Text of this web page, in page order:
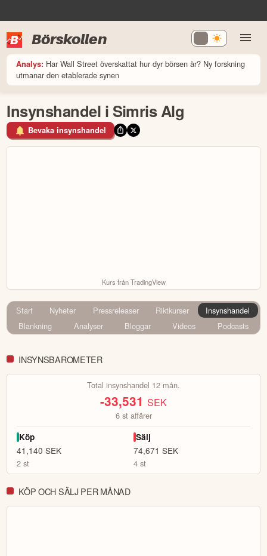
Börskollen
Analys: Har Wall Street överskattat hur dyr börsen är? Ny forskning
utmanar den etablerade synen
Insynshandel i Simris Alg
Bevaka insynshandel
Kurs från TradingView
Start Nyheter Pressreleaser Riktkurser
Insynshandel
Blankning
Analyser Bloggar Videos Podcasts
INSYNSBAROMETER
Total insynshandel 12 mån.
-33,531 SEK
6st affärer
Köp
41,140 SEK
2 st
Sälj
74,671 SEK
4 st
KÖP OCH SÄLJ PER MÅNAD